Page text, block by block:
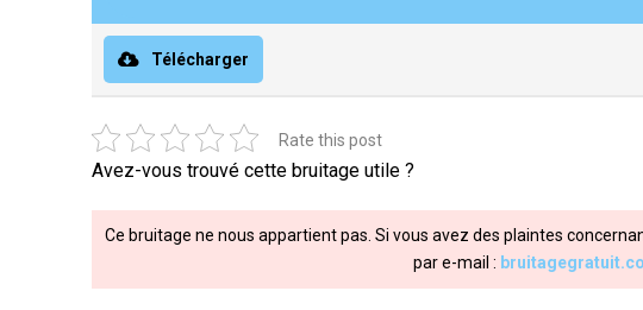
Télécharger
Rate this post
Avez-vous trouvé cette bruitage utile ?
Ce bruitage ne nous appartient pas. Si vous avez des plaintes
par e-mail :